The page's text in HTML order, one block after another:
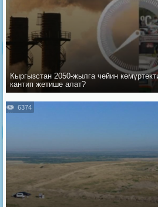
Кыргызстан 2050-жылга чейин
кантип жетише алат?
6374